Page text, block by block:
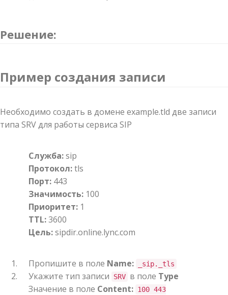
Решение:
Пример создания записи
Необходимо создать в домене example.tld две записи
типа SRV для работы сервиса SIP
Служба:sip
Протокол:tls
Порт: 443
Значимость: 100
Приоритет: 1
TTL:3600
Цель:sipdir.online.lync.com
Пропишите в поле Name: _sip._tls
Укажите тип записи SRV в поле Type
Значение в поле Content: 100 443